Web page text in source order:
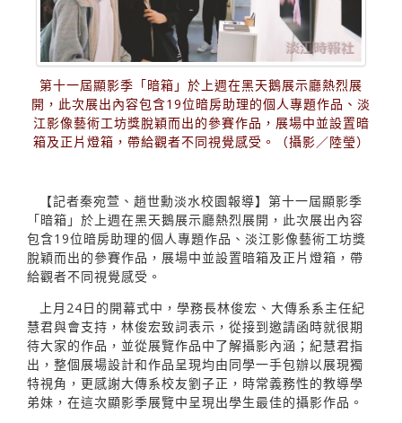
第十一屆顯影季「暗箱」於上週在黑天鵝展示廳熱烈展
開，此次展出內容包含19位暗房助理的個人專題作品、淡
江影像藝術工坊獎脫穎而出的參賽作品，展場中並設置暗
箱及正片燈箱，帶給觀者不同視覺感受。（攝影／陸瑩）
【記者秦宛萱、趙世勳淡水校園報導】第十一屆顯影季
「暗箱」於上週在黑天鵝展示廳熱烈展開，此次展出內容
包含19位暗房助理的個人專題作品、淡江影像藝術工坊獎
脫穎而出的參賽作品，展場中並設置暗箱及正片燈箱，帶
給觀者不同視覺感受。
上月24日的開幕式中，學務長林俊宏、大傳系系主任紀
慧君與會支持，林俊宏致詞表示，從接到邀請函時就很期
待大家的作品，並從展覽作品中了解攝影內涵；紀慧君指
出，整個展場設計和作品呈現均由同學一手包辦以展現獨
特視角，更感謝大傳系校友劉子正，時常義務性的教導學
弟妹，在這次顯影季展覽中呈現出學生最佳的攝影作品。